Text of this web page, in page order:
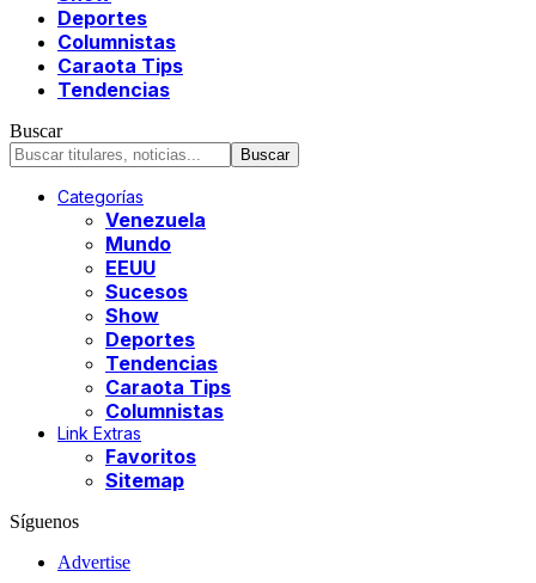
Deportes
Columnistas
Caraota Tips
Tendencias
Buscar
Categorías
Venezuela
Mundo
EEUU
Sucesos
Show
Deportes
Tendencias
Caraota Tips
Columnistas
Link Extras
Favoritos
Sitemap
Síguenos
Advertise